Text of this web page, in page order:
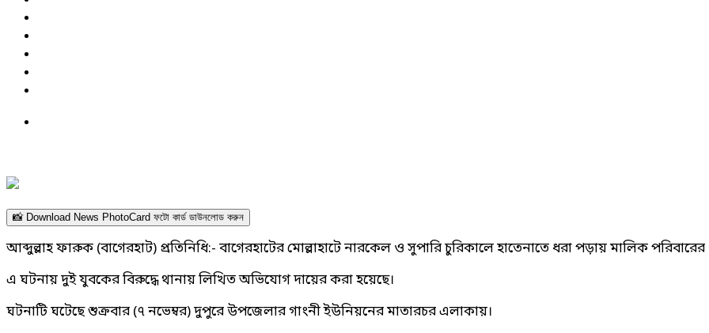
📸 Download News PhotoCard ফটো কার্ড ডাউনলোড করুন
আব্দুল্লাহ ফারুক (বাগেরহাট) প্রতিনিধি:- বাগেরহাটের মোল্লাহাটে নারকেল ও সুপারি চুরিকালে হাতেনাতে ধরা পড়ায় মালিক
এ ঘটনায় দুই যুবকের বিরুদ্ধে থানায় লিখিত অভিযোগ দায়ের করা হয়েছে।
ঘটনাটি ঘটেছে শুক্রবার (৭ নভেম্বর) দুপুরে উপজেলার গাংনী ইউনিয়নের মাতারচর এলাকায়।